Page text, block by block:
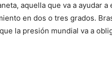
aquella que va a ayudar
en dos o tres grados.
la presión mundial va a